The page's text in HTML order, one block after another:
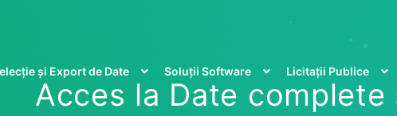
și Export de Date Soluții Software Licitații Publice
Acces la Date